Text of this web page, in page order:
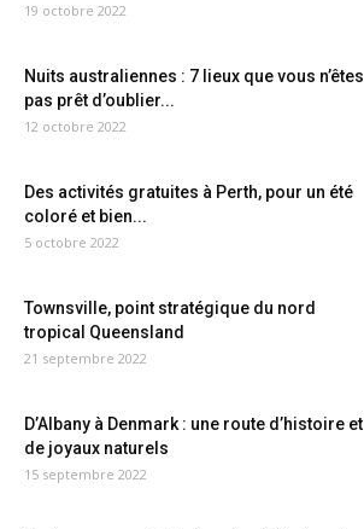
19 octobre 2022
Nuits australiennes : 7 lieux que vous n’êtes
pas prêt d’oublier...
12 octobre 2022
Des activités gratuites à Perth, pour un été
coloré et bien...
5 octobre 2022
Townsville, point stratégique du nord
tropical Queensland
21 septembre 2022
D’Albany à Denmark : une route d’histoire et
de joyaux naturels
15 septembre 2022